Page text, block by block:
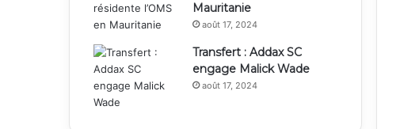
Mauritanie
août 17, 2024
Transfert : Addax SC
engage Malick Wade
août 17, 2024